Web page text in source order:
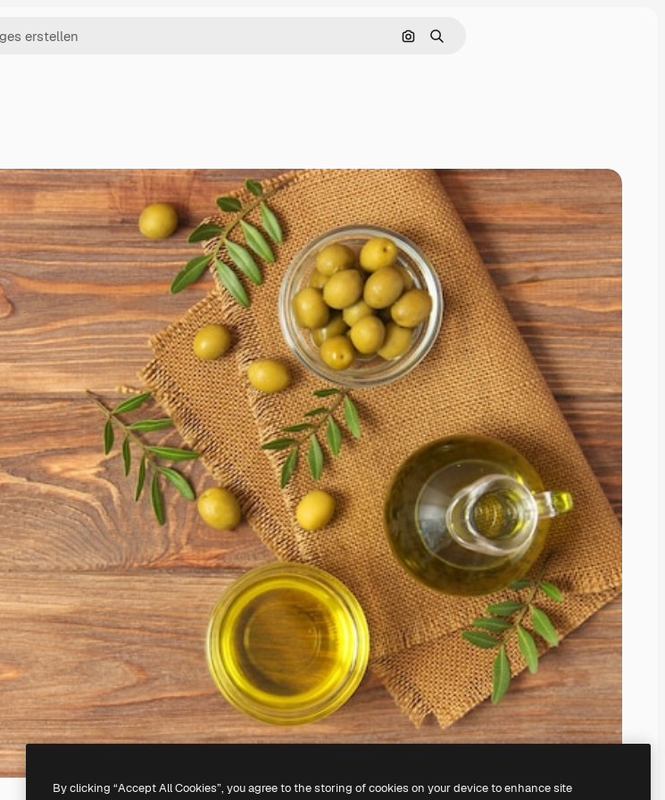
Nach Bild suchen
Suchen
By clicking “Accept All Cookies”, you agree to the storing of cookies on your device to enhance site